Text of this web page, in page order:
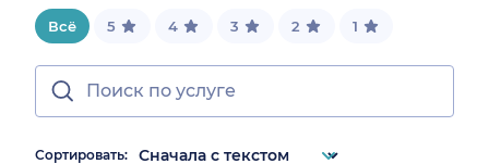
Всё 5 4 3 2 1
Сортировать: